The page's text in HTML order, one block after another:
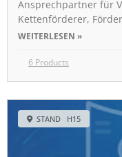
Ansprechpartner für
Kettenförderer,
WEITERLESEN »
6 Products
STAND H15